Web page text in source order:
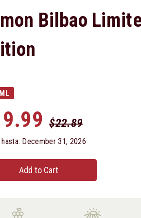
Bilbao
$22.89
December 31, 2026
Add to Cart